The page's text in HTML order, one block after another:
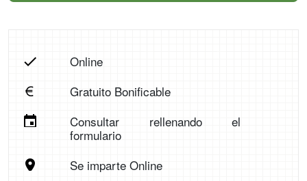
Online
Gratuito Bonificable
Consultar rellenando el
formulario
Se imparte Online